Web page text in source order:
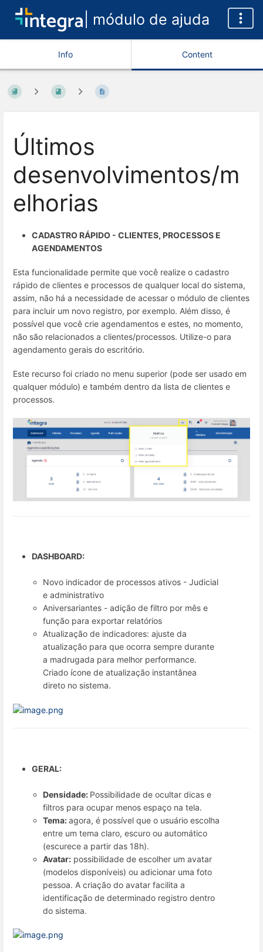
| módulo de ajuda
Info Content
Últimos
desenvolvimentos/m
elhorias
CADASTRO RÁPIDO - CLIENTES, PROCESSOS E
AGENDAMENTOS
Esta funcionalidade permite que você realize o cadastro
rápido de clientes e processos de qualquer local do sistema,
assim, não há a necessidade de acessar o módulo de clientes
para incluir um novo registro, por exemplo. Além disso, é
possível que você crie agendamentos e estes, no momento,
não são relacionados a clientes/processos. Utilize-o para
agendamento gerais do escritório.
Este recurso foi criado no menu superior (pode ser usado em
qualquer módulo) e também dentro da lista de clientes e
processos.
DASHBOARD:
Novo indicador de processos ativos - Judicial
e administrativo
Aniversariantes - adição de filtro por mês e
função para exportar relatórios
Atualização de indicadores: ajuste da
atualização para que ocorra sempre durante
a madrugada para melhor performance.
Criado ícone de atualização instantânea
direto no sistema.
GERAL:
Densidade: Possibilidade de ocultar dicas e
filtros para ocupar menos espaço na tela.
Tema:agora, é possível que o usuário escolha
entre um tema claro, escuro ou automático
(escurece a partir das 18h).
Avatar: possibilidade de escolher um avatar
(modelos disponíveis) ou adicionar uma foto
pessoa. A criação do avatar facilita a
identificação de determinado registro dentro
do sistema.